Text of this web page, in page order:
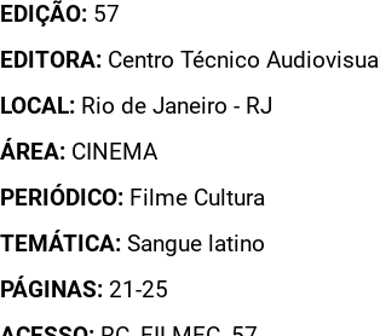
EDIÇÃO: 57
EDITORA: Centro Técnico Audiovisual
LOCAL: Rio de Janeiro - RJ
ÁREA: CINEMA
PERIÓDICO: Filme Cultura
TEMÁTICA: Sangue latino
PÁGINAS: 21-25